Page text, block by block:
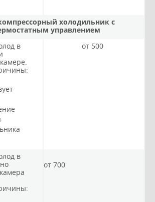
холодильник с
управлением
в
от 500
в
от 700